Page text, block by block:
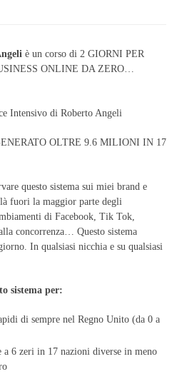
è un corso di 2 GIORNI PER
ONLINE DA ZERO…
Intensivo di Roberto Angeli
OLTRE 9.6 MILIONI IN 17
questo sistema sui miei brand e
fuori la maggior parte degli
di Facebook, Tik Tok,
concorrenza… Questo sistema
In qualsiasi nicchia e su qualsiasi
sistema per:
di sempre nel Regno Unito (da 0 a
a 6 zeri in 17 nazioni diverse in meno